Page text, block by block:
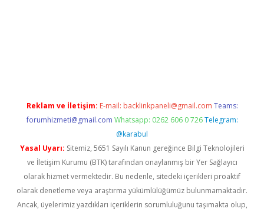
Reklam ve İletişim: E-mail: backlinkpaneli@gmail.com Teams:
forumhizmeti@gmail.com Whatsapp: 0262 606 0 726 Telegram:
@karabul
Yasal Uyarı: Sitemiz, 5651 Sayılı Kanun gereğince Bilgi Teknolojileri
ve İletişim Kurumu (BTK) tarafından onaylanmış bir Yer Sağlayıcı
olarak hizmet vermektedir. Bu nedenle, sitedeki içerikleri proaktif
olarak denetleme veya araştırma yükümlülüğümüz bulunmamaktadır.
Ancak, üyelerimiz yazdıkları içeriklerin sorumluluğunu taşımakta olup,